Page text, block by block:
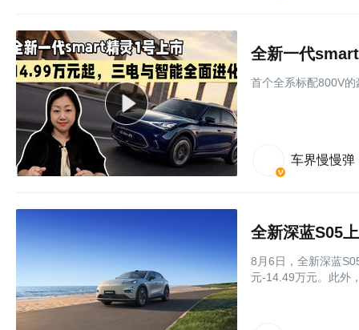
⾸个全系标配800V的
车界慢慢弹
全新深蓝S05
8月6日，全新深蓝
元-14.49万元。此外